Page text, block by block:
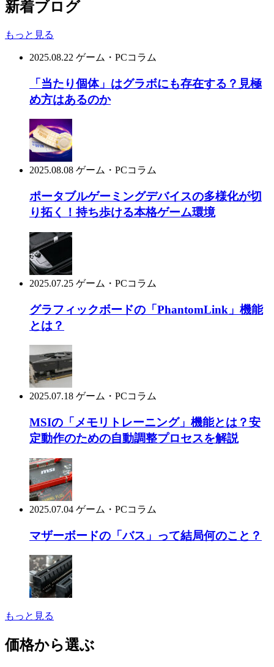
新着ブログ
もっと見る
2025.08.22 ゲーム・PCコラム
「当たり個体」はグラボにも存在する？見極
め方はあるのか
2025.08.08 ゲーム・PCコラム
ポータブルゲーミングデバイスの多様化が切
り拓く！持ち歩ける本格ゲーム環境
2025.07.25 ゲーム・PCコラム
グラフィックボードの「PhantomLink」機能
とは？
2025.07.18 ゲーム・PCコラム
MSIの「メモリトレーニング」機能とは？安
定動作のための自動調整プロセスを解説
2025.07.04 ゲーム・PCコラム
マザーボードの「バス」って結局何のこと？
もっと見る
価格から選ぶ